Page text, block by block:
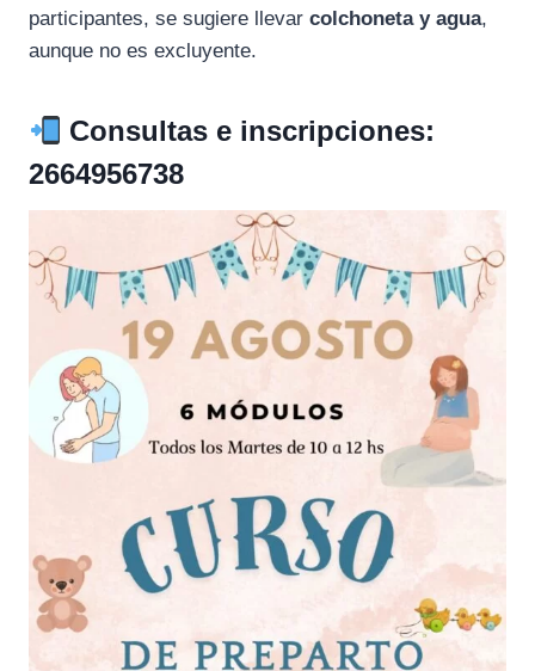
participantes, se sugiere llevar colchoneta y agua,
aunque no es excluyente.
Consultas e inscripciones:
2664956738